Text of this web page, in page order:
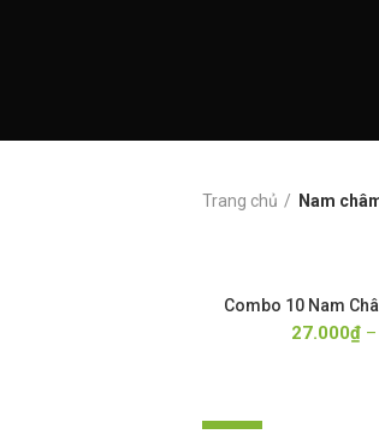
Trang chủ Nam
Combo 10 Nam
27.000₫ –